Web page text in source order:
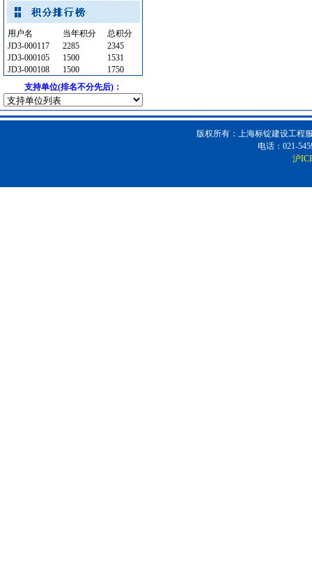
复合木地板 [采购中]
低压配电房 [采购中]
油漆涂料
[采购中]
电线电缆
[采购中]
石英灯 [采购中]
二头隔栅射灯 [采购中]
改性沥青 [采购中]
用户名 当年积分
总积分
JD3-000117
2285
2345
JD3-000105
1500
1531
JD3-000108
1500
1750
支持单位(排名不分先后)：
版权所有：上海标锭建设工程
电话：021-
沪